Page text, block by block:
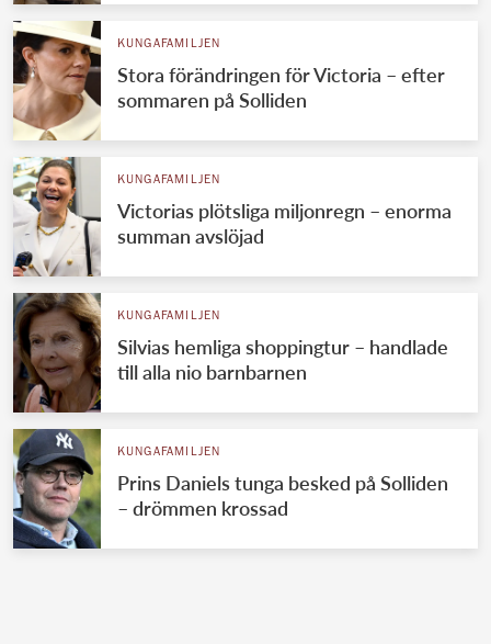
KUNGAFAMILJEN
Stora förändringen för Victoria – efter
sommaren på Solliden
KUNGAFAMILJEN
Victorias plötsliga miljonregn – enorma
summan avslöjad
KUNGAFAMILJEN
Silvias hemliga shoppingtur – handlade
till alla nio barnbarnen
KUNGAFAMILJEN
Prins Daniels tunga besked på Solliden
– drömmen krossad